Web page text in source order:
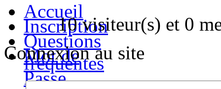
10 visiteur(s) et 0
Accueil
Inscription
Questions
fréquentes
Mot de
Passe
Connexion au site